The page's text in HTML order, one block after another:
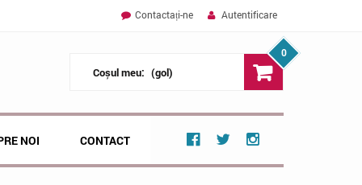
Autentificare
Contactați-ne
Coșul meu:
0
(gol)
NOI CONTACT